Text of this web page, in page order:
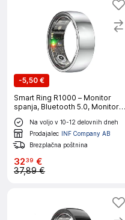
-5,50 €
Smart Ring R1000 – Monitor
spanja, Bluetooth 5.0, Monitor
kisika v krvi Silver 10
Na voljo v 10-12 delovnih dneh
Prodajalec INF Company AB
Brezplačna poštnina
3239 €
37,89 €